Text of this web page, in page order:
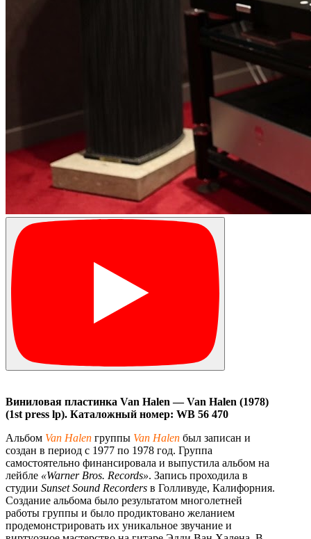
Виниловая пластинка Van Halen — Van Halen (1978)
(1st press lp). Каталожный номер: WB 56 470
Альбом Van Halen группы Van Halen был записан и
создан в период с 1977 по 1978 год. Группа
самостоятельно финансировала и выпустила альбом на
лейбле «Warner Bros. Records». Запись проходила в
студии Sunset Sound Recorders в Голливуде, Калифорния.
Создание альбома было результатом многолетней
работы группы и было продиктовано желанием
продемонстрировать их уникальное звучание и